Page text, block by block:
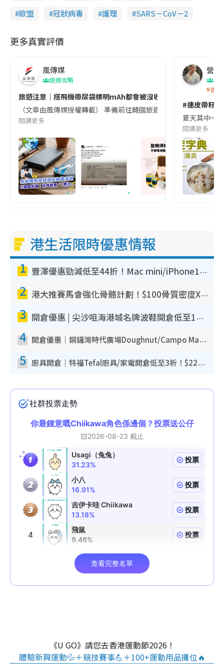
歐盟
冠狀病毒 護理 SARS－CoV－2
更多真實評價
風傳媒
旅遊攻略
旅遊注意｜搭飛機帶尿袋標明mAh都會被沒收😱出發前切記檢查
（文章由風傳媒授權轉載） 準備前往韓國旅遊的民眾，近期要
閱讀更多
營養
香港
#連皮帶籽
夏天其中一
閱讀更多
港生活限時優惠情報
1 豐澤優惠勁減低至44折！Mac mini/iPhone17Pro大減價！廚房家電$220起
2 港大推賽馬會強化骨骼計劃！$100骨質密度X光檢查 完成免費運動訓練送超市禮券！附參加資格
3 開倉優惠 | 尖沙咀海港城名牌波鞋開倉低至1折！On鞋$899起／Joy&Peace鞋履$98起
4 開倉優惠｜銅鑼灣時代廣場Doughnut/Campo Marzio開倉低至1折！背囊、書包、手袋劈價$200起
5 廚具開倉｜特福Tefal廚具/家電開倉低至3折！$220起買平底鍋/炒鑊/湯煲！電飯煲/吸塵機/燙斗$418起
《U GO》請您去香港運動節2026！
體驗新興運動💦＋競技賽事💪＋100+運動用品攤位🔥